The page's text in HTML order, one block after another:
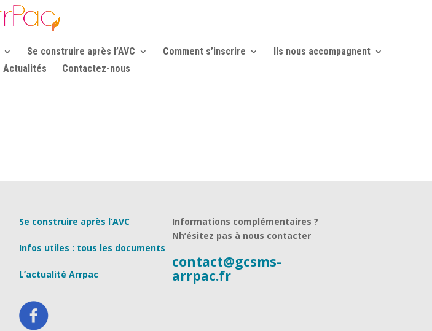
Se construire après l’AVC Comment s’inscrire
Ils nous accompagnent
Actualités Contactez-nous
Se construire après l’AVC
Infos utiles : tous les documents
L’actualité Arrpac
Informations complémentaires ?
Nh’ésitez pas à nous contacter
contact@gcsms-
arrpac.fr